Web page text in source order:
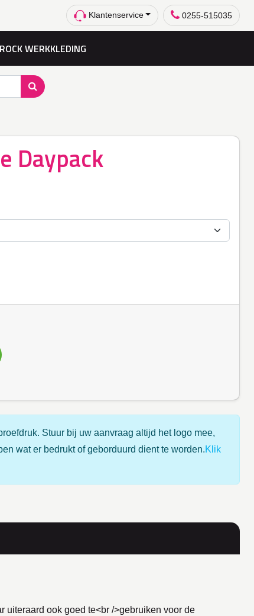
Klantenservice 0255-515035
WERKKLEDING
Daypack
Stuur bij uw aanvraag altijd het logo mee,
wat er bedrukt of geborduurd dient te worden.Klik
uiteraard ook goed te<br />gebruiken voor de